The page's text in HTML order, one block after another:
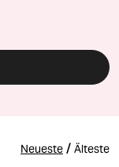
Neueste / Älteste